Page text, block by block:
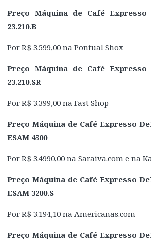
Preço Máquina de Café Expresso
23.210.B
Por R$ 3.599,00 na Pontual Shox
Preço Máquina de Café Expresso
23.210.SR
Por R$ 3.399,00 na Fast Shop
Preço Máquina de Café Expresso
ESAM 4500
Por R$ 3.4990,00 na Saraiva.com e na
Preço Máquina de Café Expresso
ESAM 3200.S
Por R$ 3.194,10 na Americanas.com
Preço Máquina de Café Expresso